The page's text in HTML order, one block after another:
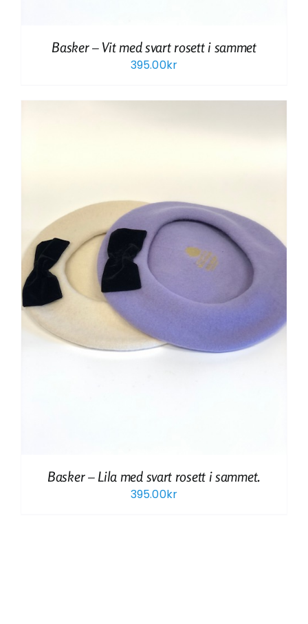
Basker – Vit med svart rosett i sammet
395.00kr
Basker – Lila med svart rosett i sammet.
395.00kr